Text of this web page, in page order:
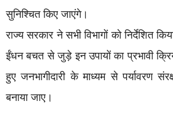
सुनिश्चित किए जाएंगे।
राज्य सरकार ने सभी विभागों को निर्देशित
ईंधन बचत से जुड़े इन उपायों का प्रभावी
हुए जनभागीदारी के माध्यम से पर्यावरण
बनाया जाए।